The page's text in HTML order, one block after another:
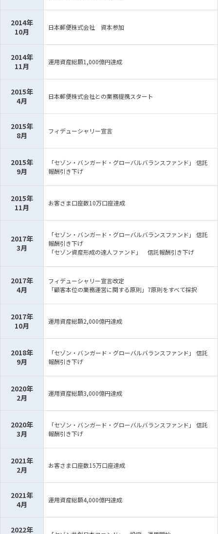
2014年
10月
日本郵便株式会社 資本参加
2014年
11月
運用資産総額1,000億円達成
2015年
4月
日本郵便株式会社との業務提携スタート
2015年
8月
フィデューシャリー宣言
2015年
9月
「セゾン・バンガード・グローバルバランスファンド」 信託
報酬引き下げ
2015年
11月
お客さま口座数10万口座達成
2017年
3月
「セゾン・バンガード・グローバルバランスファンド」 信託
報酬引き下げ
「セゾン資産形成の達人ファンド」 信託報酬引き下げ
2017年
4月
フィデューシャリー宣言改定
「顧客本位の業務運営に関する原則」7原則をすべて採択
2017年
10月
運用資産総額2,000億円達成
2018年
9月
「セゾン・バンガード・グローバルバランスファンド」 信託
報酬引き下げ
2020年
2月
運用資産総額3,000億円達成
2020年
3月
「セゾン・バンガード・グローバルバランスファンド」 信託
報酬引き下げ
2021年
2月
お客さま口座数15万口座達成
2021年
4月
運用資産総額4,000億円達成
2022年